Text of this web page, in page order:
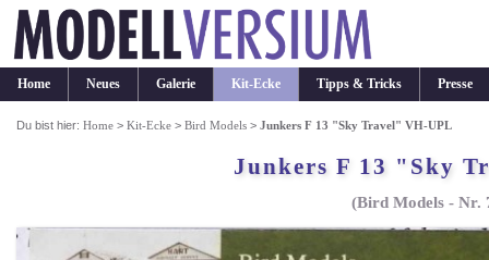
Home Neues Galerie Kit-Ecke Tipps & Tricks Presse
Du bist hier:Home >Kit-Ecke >Bird Models >Junkers F 13 "Sky Travel" VH-UPL
Junkers F 13 "Sky
(Bird Models - Nr.